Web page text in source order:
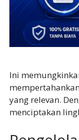
Ini
yang relevan.
menciptakan